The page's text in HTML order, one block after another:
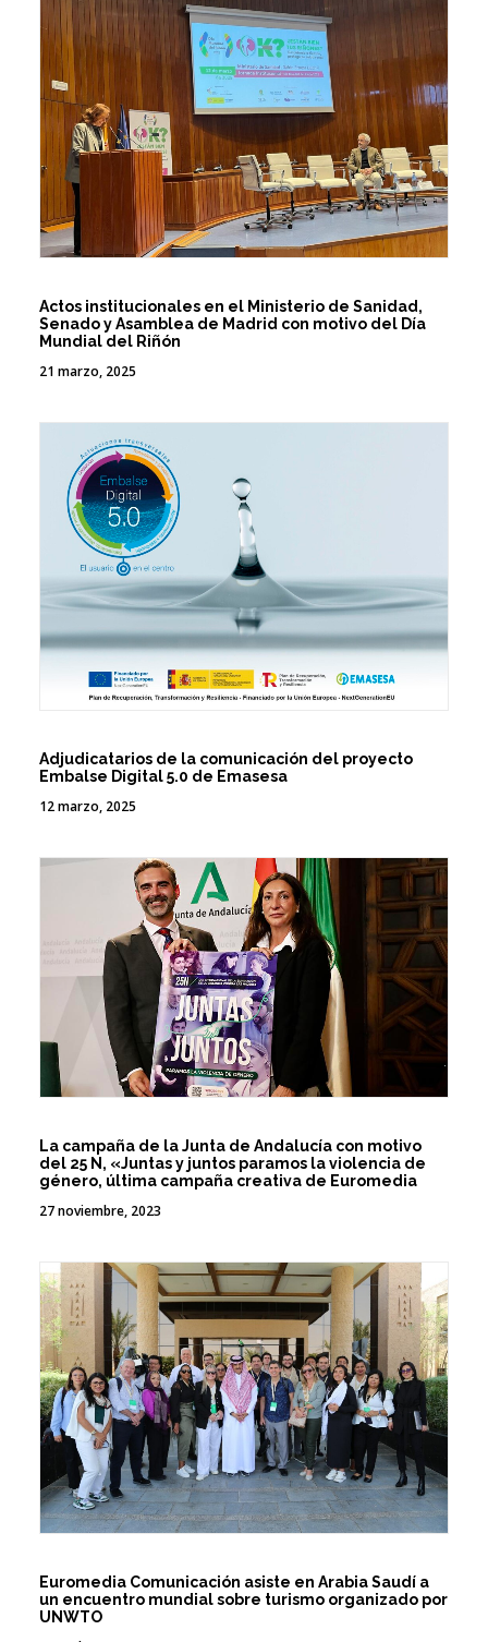
Actos institucionales en el Ministerio de Sanidad,
Senado y Asamblea de Madrid con motivo del Día
Mundial del Riñón
21 marzo, 2025
Adjudicatarios de la comunicación del proyecto
Embalse Digital 5.0 de Emasesa
12 marzo, 2025
La campaña de la Junta de Andalucía con motivo
del 25 N, «Juntas y juntos paramos la violencia de
género, última campaña creativa de Euromedia
27 noviembre, 2023
Euromedia Comunicación asiste en Arabia Saudí a
un encuentro mundial sobre turismo organizado por
UNWTO